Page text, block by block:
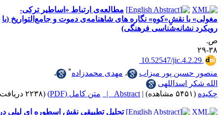
مطالعه‌ی ارتباط «اساطیر ترکی-
نقشِ«کوهِ» نگاره های شاهنامه‌ی دموت و جامع‌التواریخ (با
فرهنگی)
10.52547/
پور میزاب
،مهدی محمدزاده
،
اسداللهی
|
Abstract | متن کامل (PDF) (۲۲۳۸ دریافت)
تحلیل تطبیقی نقش اسطوره ای لیلی در